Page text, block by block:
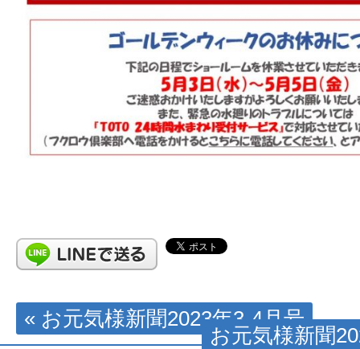
« お元気様新聞2023年3-4月号
お元気様新聞